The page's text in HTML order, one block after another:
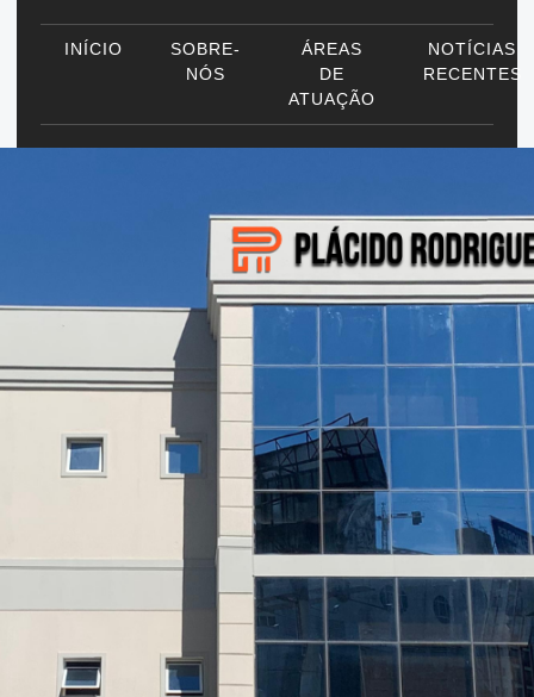
INÍCIO
SOBRE-
NÓS
ÁREAS
DE
ATUAÇÃO
NOTÍCIAS
RECENTES